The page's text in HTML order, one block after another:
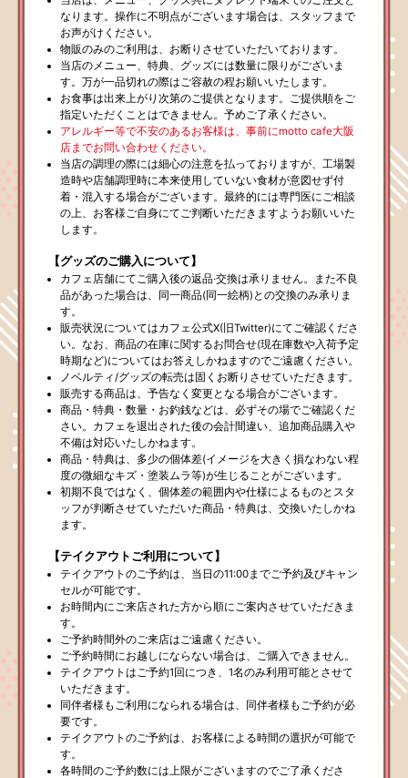
なります。操作に不明点がございます場合は、スタッフまで
お声がけください。
物販のみのご利用は、お断りさせていただいております。
当店のメニュー、特典、グッズには数量に限りがございま
す。万が一品切れの際はご容赦の程お願いいたします。
お食事は出来上がり次第のご提供となります。ご提供順をご
指定いただくことはできません。予めご了承ください。
アレルギー等で不安のあるお客様は、事前にmotto cafe大阪
店までお問い合わせください。
当店の調理の際には細心の注意を払っておりますが、工場製
造時や店舗調理時に本来使用していない食材が意図せず付
着・混入する場合がございます。最終的には専門医にご相談
の上、お客様ご自身にてご判断いただきますようお願いいた
します。
【グッズのご購入について】
カフェ店舗にてご購入後の返品·交換は承りません。また不良
品があった場合は、同一商品(同一絵柄)との交換のみ承りま
す。
販売状況についてはカフェ公式X(旧Twitter)にてご確認くださ
い。なお、商品の在庫に関するお問合せ(現在庫数や入荷予定
時期など)についてはお答えしかねますのでご遠慮ください。
ノベルティ/グッズの転売は固くお断りさせていただきます。
販売する商品は、予告なく変更となる場合がございます。
商品・特典・数量・お釣銭などは、必ずその場でご確認くだ
さい。カフェを退出された後の会計間違い、追加商品購入や
不備は対応いたしかねます。
商品・特典は、多少の個体差(イメージを大きく損なわない程
度の微細なキズ・塗装ムラ等)が生じることがございます。
初期不良ではなく、個体差の範囲内や仕様によるものとスタ
ッフが判断させていただいた商品・特典は、交換いたしかね
ます。
【テイクアウトご利用について】
テイクアウトのご予約は、当日の11:00までご予約及びキャン
セルが可能です。
お時間内にご来店された方から順にご案内させていただきま
す。
ご予約時間外のご来店はご遠慮ください。
ご予約時間にお越しにならない場合は、ご購入できません。
テイクアウトはご予約1回につき、1名のみ利用可能とさせて
いただきます。
同伴者様もご利用になられる場合は、同伴者様もご予約が必
要です。
テイクアウトのご予約は、お客様による時間の選択が可能で
す。
各時間のご予約数には上限がございますのでご了承くださ